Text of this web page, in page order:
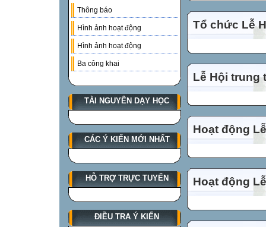
Thông báo
Hình ảnh hoạt động
Hình ảnh hoạt động
Ba công khai
TÀI NGUYÊN DẠY HỌC
CÁC Ý KIẾN MỚI NHẤT
HỖ TRỢ TRỰC TUYẾN
ĐIỀU TRA Ý KIẾN
Tổ chức Lễ
Lễ Hội trung
Hoạt động
Hoạt động